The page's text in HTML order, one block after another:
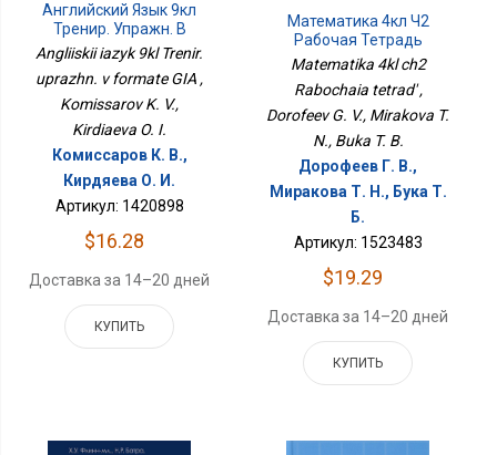
Английский Язык 9кл
Тренир. Упражн. В
Формате ГИА
Angliiskii iazyk 9kl Trenir.
uprazhn. v formate GIA ,
Komissarov K. V.,
Kirdiaeva O. I.
Комиссаров К. В.,
Кирдяева О. И.
Артикул: 1420898
$16.28
Доставка за 14–20 дней
КУПИТЬ
Математика 4кл Ч2
Рабочая Тетрадь
Matematika 4kl ch2
Rabochaia tetrad' ,
Dorofeev G. V., Mirakova T.
N., Buka T. B.
Дорофеев Г. В.,
Миракова Т. Н., Бука Т.
Б.
Артикул: 1523483
$19.29
Доставка за 14–20 дней
КУПИТЬ